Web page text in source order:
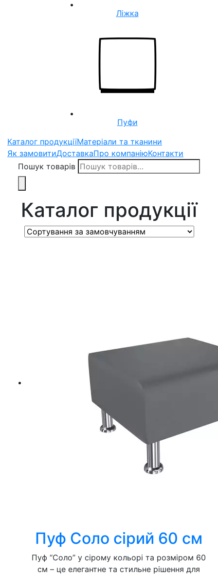
Ліжка
Пуфи
Каталог продукціїМатеріали та тканини
Як замовитиДоставкаПро компаніюКонтакти
Пошук товарів
Каталог продукції
Пуф Соло сірий 60 см
Пуф “Соло” у сірому кольорі та розміром 60
см – це елегантне та стильне рішення для